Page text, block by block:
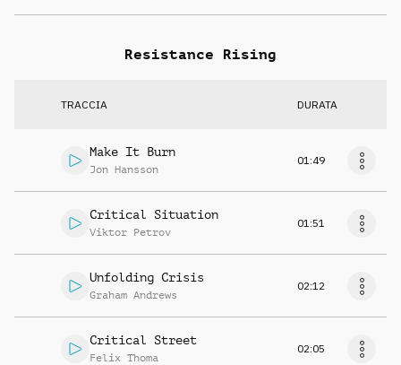
Resistance Rising
TRACCIA DURATA
Make It Burn
Jon Hansson
01:49
Critical Situation
Viktor Petrov
01:51
Unfolding Crisis
Graham Andrews
02:12
Critical Street
Felix Thoma
02:05